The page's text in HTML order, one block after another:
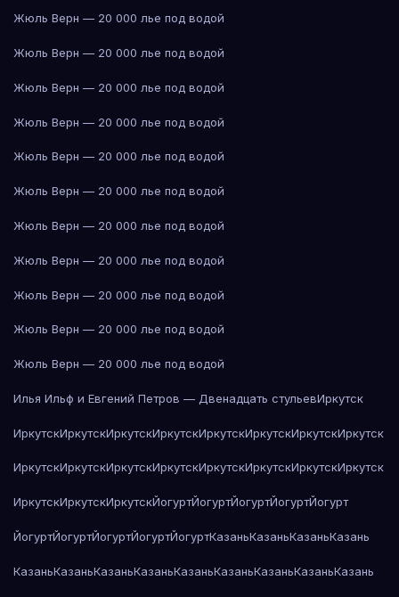
Жюль Верн — 20 000 лье под водой
Жюль Верн — 20 000 лье под водой
Жюль Верн — 20 000 лье под водой
Жюль Верн — 20 000 лье под водой
Жюль Верн — 20 000 лье под водой
Жюль Верн — 20 000 лье под водой
Жюль Верн — 20 000 лье под водой
Жюль Верн — 20 000 лье под водой
Жюль Верн — 20 000 лье под водой
Жюль Верн — 20 000 лье под водой
Жюль Верн — 20 000 лье под водой
Илья Ильф и Евгений Петров — Двенадцать стульевИркутск
ИркутскИркутскИркутскИркутскИркутскИркутскИркутскИркутск
ИркутскИркутскИркутскИркутскИркутскИркутскИркутскИркутск
ИркутскИркутскИркутскЙогуртЙогуртЙогуртЙогуртЙогурт
ЙогуртЙогуртЙогуртЙогуртЙогуртКазаньКазаньКазаньКазань
КазаньКазаньКазаньКазаньКазаньКазаньКазаньКазаньКазань